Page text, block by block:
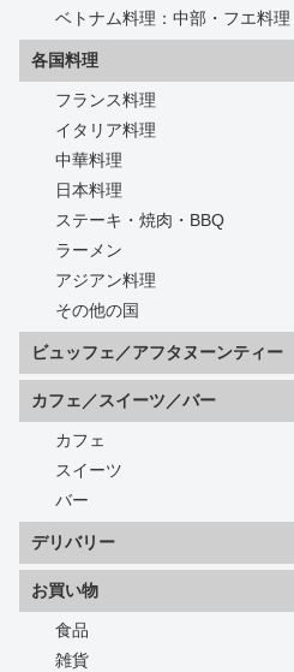
ベトナム料理：中部・フエ料理
各国料理
フランス料理
イタリア料理
中華料理
日本料理
ステーキ・焼肉・BBQ
ラーメン
アジアン料理
その他の国
ビュッフェ／アフタヌーンティー
カフェ／スイーツ／バー
カフェ
スイーツ
バー
デリバリー
お買い物
食品
雑貨